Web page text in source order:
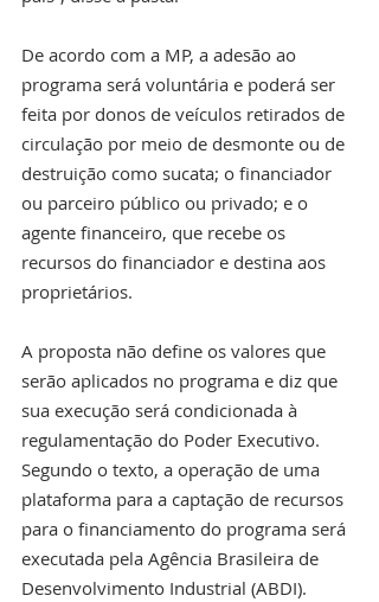
De acordo com a MP, a adesão ao
programa será voluntária e poderá ser
feita por donos de veículos retirados de
circulação por meio de desmonte ou de
destruição como sucata; o financiador
ou parceiro público ou privado; e o
agente financeiro, que recebe os
recursos do financiador e destina aos
proprietários.
A proposta não define os valores que
serão aplicados no programa e diz que
sua execução será condicionada à
regulamentação do Poder Executivo.
Segundo o texto, a operação de uma
plataforma para a captação de recursos
para o financiamento do programa será
executada pela Agência Brasileira de
Desenvolvimento Industrial (ABDI).